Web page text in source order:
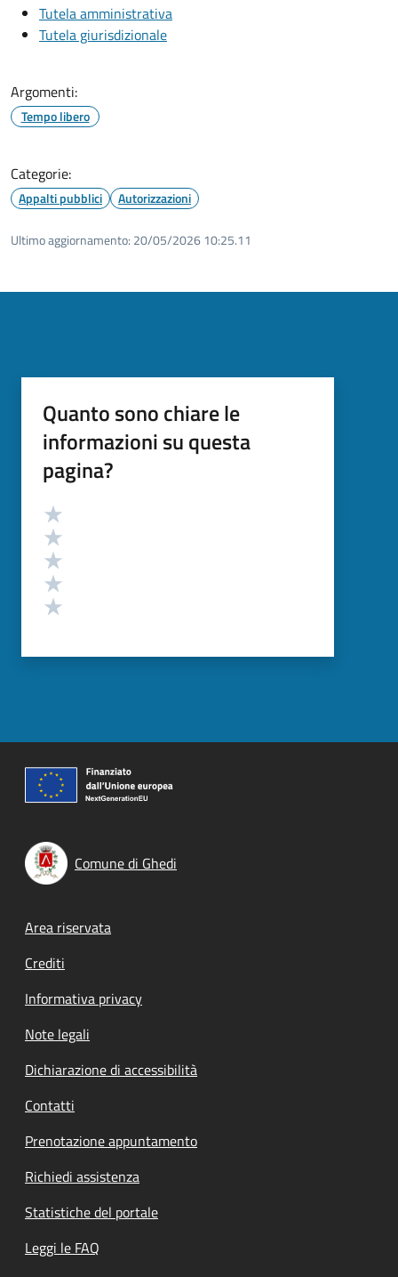
Tutela amministrativa
Tutela giurisdizionale
Argomenti:
Tempo libero
Categorie:
Appalti pubblici Autorizzazioni
Ultimo aggiornamento: 20/05/2026 10:25.11
Quanto sono chiare le
informazioni su questa
pagina?
Valutazione
Comune di Ghedi
Footer menu
Area riservata
Crediti
Informativa privacy
Note legali
Dichiarazione di accessibilità
Contatti
Prenotazione appuntamento
Richiedi assistenza
Statistiche del portale
Leggi le FAQ